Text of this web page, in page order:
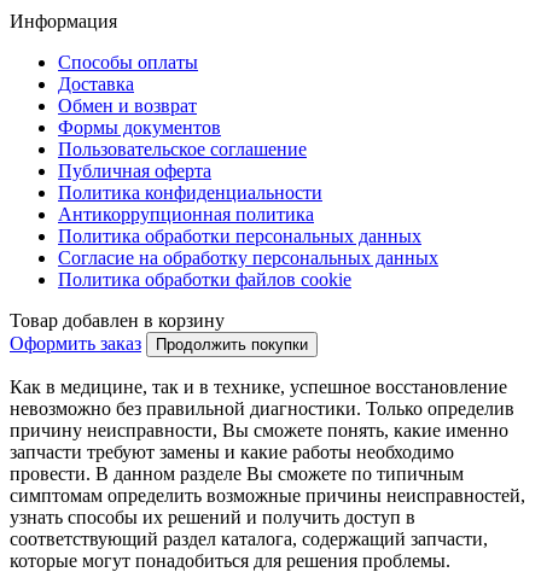
Информация
Способы оплаты
Доставка
Обмен и возврат
Формы документов
Пользовательское соглашение
Публичная оферта
Политика конфиденциальности
Антикоррупционная политика
Политика обработки персональных данных
Согласие на обработку персональных данных
Политика обработки файлов cookie
Товар добавлен в корзину
Оформить заказ
Продолжить покупки
Как в медицине, так и в технике, успешное восстановление
невозможно без правильной диагностики. Только определив
причину неисправности, Вы сможете понять, какие именно
запчасти требуют замены и какие работы необходимо
провести. В данном разделе Вы сможете по типичным
симптомам определить возможные причины неисправностей,
узнать способы их решений и получить доступ в
соответствующий раздел каталога, содержащий запчасти,
которые могут понадобиться для решения проблемы.